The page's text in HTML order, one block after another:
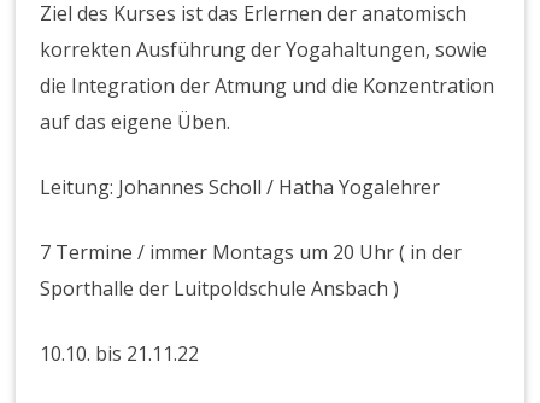
Ziel des Kurses ist das Erlernen der anatomisch
korrekten Ausführung der Yogahaltungen, sowie
die Integration der Atmung und die Konzentration
auf das eigene Üben.
Leitung: Johannes Scholl / Hatha Yogalehrer
7 Termine / immer Montags um 20 Uhr ( in der
Sporthalle der Luitpoldschule Ansbach )
10.10. bis 21.11.22